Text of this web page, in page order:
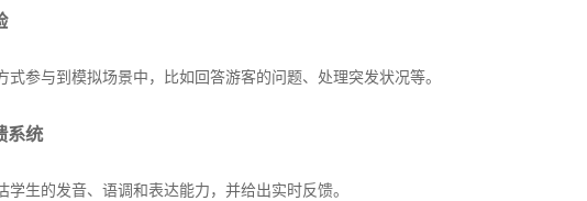
式参与到模拟场景中，比如回答游客的问题、处理突发状况等。
系统
学生的发音、语调和表达能力，并给出实时反馈。